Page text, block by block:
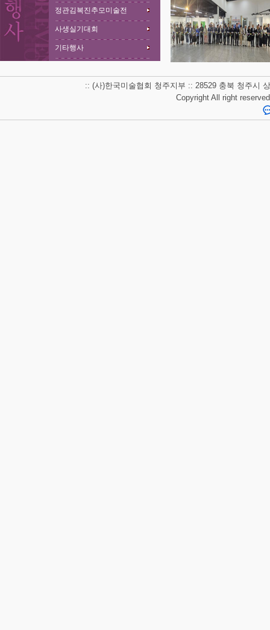
정관김복진추모미술전
사생실기대회
기타행사
:: (사)한국미술협회 청주지부 :: 28529 충북 청주시
Copyright All right